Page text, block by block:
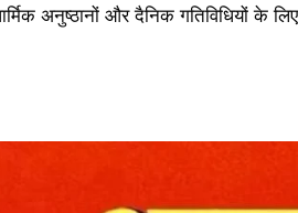
अनुष्ठानों और दैनिक गतिविधियों के